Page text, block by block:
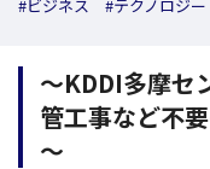
#ビジネス #テクノロジー
～KDDI多摩セ
管工事など不
～